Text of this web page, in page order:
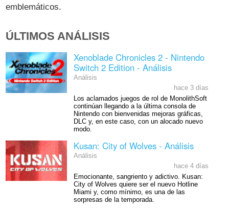
emblemáticos.
ÚLTIMOS ANÁLISIS
Xenoblade Chronicles 2 - Nintendo
Switch 2 Edition - Análisis
Análisis
hace 3 días
Los aclamados juegos de rol de MonolithSoft
continúan llegando a la última consola de
Nintendo con bienvenidas mejoras gráficas,
DLC y, en este caso, con un alocado nuevo
modo.
Kusan: City of Wolves - Análisis
Análisis
hace 4 días
Emocionante, sangriento y adictivo. Kusan:
City of Wolves quiere ser el nuevo Hotline
Miami y, como mínimo, es una de las
sorpresas de la temporada.